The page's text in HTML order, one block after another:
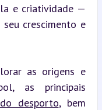
e criatividade —
crescimento e
as origens e
as principais
do desporto, bem